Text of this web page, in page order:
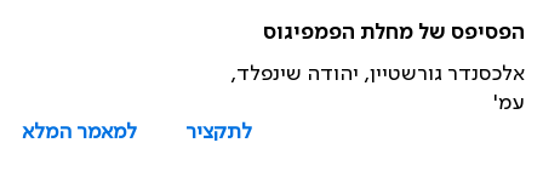
הפסיפס של מחלת הפמפיגוס
אלכסנדר גורשטיין, יהודה שינפלד,
עמ'
לתקציר
למאמר המלא